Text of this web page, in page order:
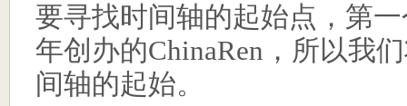
要寻找时间轴的起始点，第
年创办的ChinaRen ，所以我
间轴的起始。